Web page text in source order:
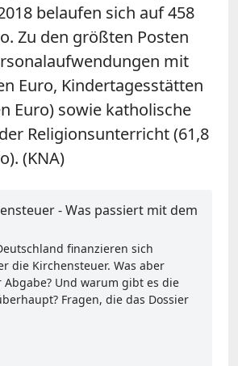
belaufen sich auf 458
Zu den größten Posten
mit
Euro, Kindertagesstätten
Euro) sowie katholische
Religionsunterricht (61,8
(KNA)
- Was passiert mit dem
finanzieren sich
die Kirchensteuer. Was aber
Und warum gibt es die
Fragen, die das Dossier